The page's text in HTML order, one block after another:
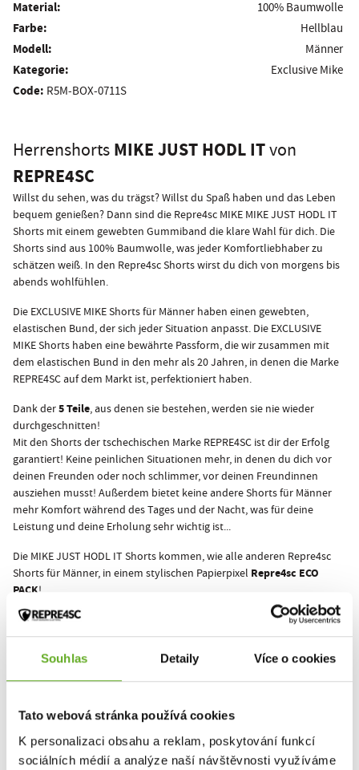
Souhlas Detaily Více o cookies
Tato webová stránka používá cookies
K personalizaci obsahu a reklam, poskytování funkcí
sociálních médií a analýze naší návštěvnosti využíváme
Material: 100% Baumwolle
Farbe: Hellblau
Modell: Männer
Kategorie: Exclusive Mike
Code: R5M-BOX-0711S
Herrenshorts MIKE JUST HODL ITvon
REPRE4SC
Willst du sehen, was du trägst? Willst du Spaß haben und das Leben
bequem genießen? Dann sind die Repre4sc MIKE MIKE JUST HODL IT
Shorts mit einem gewebten Gummiband die klare Wahl für dich. Die
Shorts sind aus 100% Baumwolle, was jeder Komfortliebhaber zu
schätzen weiß. In den Repre4sc Shorts wirst du dich von morgens bis
abends wohlfühlen.
Die EXCLUSIVE MIKE Shorts für Männer haben einen gewebten,
elastischen Bund, der sich jeder Situation anpasst. Die EXCLUSIVE
MIKE Shorts haben eine bewährte Passform, die wir zusammen mit
dem elastischen Bund in den mehr als 20 Jahren, in denen die Marke
REPRE4SC auf dem Markt ist, perfektioniert haben.
Dank der5 Teile, aus denen sie bestehen, werden sie nie wieder
durchgeschnitten!
Mit den Shorts der tschechischen Marke REPRE4SC ist dir der Erfolg
garantiert! Keine peinlichen Situationen mehr, in denen du dich vor
deinen Freunden oder noch schlimmer, vor deinen Freundinnen
ausziehen musst! Außerdem bietet keine andere Shorts für Männer
mehr Komfort während des Tages und der Nacht, was für deine
Leistung und deine Erholung sehr wichtig ist...
Die MIKE JUST HODL IT Shorts kommen, wie alle anderen Repre4sc
Shorts für Männer, in einem stylischen Papierpixel Repre4sc ECO
PACK!
Es beginnt mit der Unterwäsche!
Komfort und Stil!
Um eine Bewertung hinzuzufügen, müssen Sie sich einloggen.